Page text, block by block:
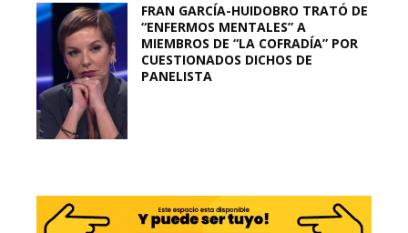
FRAN GARCÍA-HUIDOBRO TRATÓ DE
“ENFERMOS MENTALES” A
MIEMBROS DE “LA COFRADÍA” POR
CUESTIONADOS DICHOS DE
PANELISTA